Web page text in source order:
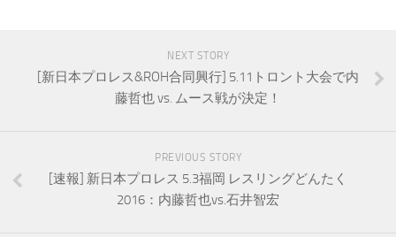
NEXT STORY
[新日本プロレス&ROH合同興行] 5.11トロント大会で内
藤哲也 vs. ムース戦が決定！
PREVIOUS STORY
[速報] 新日本プロレス 5.3福岡 レスリングどんたく
2016：内藤哲也vs.石井智宏